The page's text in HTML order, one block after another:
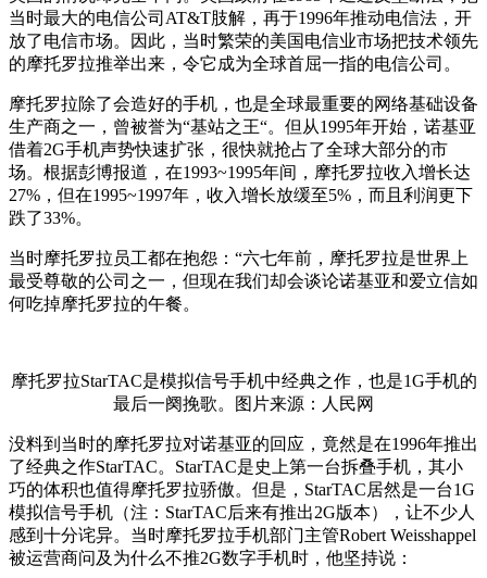
当时最大的电信公司AT&T肢解，再于1996年推动电信法，开
放了电信市场。因此，当时繁荣的美国电信业市场把技术领先
的摩托罗拉推举出来，令它成为全球首屈一指的电信公司。
摩托罗拉除了会造好的手机，也是全球最重要的网络基础设备
生产商之一，曾被誉为“基站之王“。但从1995年开始，诺基亚
借着2G手机声势快速扩张，很快就抢占了全球大部分的市
场。根据彭博报道，在1993~1995年间，摩托罗拉收入增长达
27%，但在1995~1997年，收入增长放缓至5%，而且利润更下
跌了33%。
当时摩托罗拉员工都在抱怨：“六七年前，摩托罗拉是世界上
最受尊敬的公司之一，但现在我们却会谈论诺基亚和爱立信如
何吃掉摩托罗拉的午餐。
摩托罗拉StarTAC是模拟信号手机中经典之作，也是1G手机的
最后一阕挽歌。图片来源：人民网
没料到当时的摩托罗拉对诺基亚的回应，竟然是在1996年推出
了经典之作StarTAC。StarTAC是史上第一台拆叠手机，其小
巧的体积也值得摩托罗拉骄傲。但是，StarTAC居然是一台1G
模拟信号手机（注：StarTAC后来有推出2G版本），让不少人
感到十分诧异。当时摩托罗拉手机部门主管Robert Weisshappel
被运营商问及为什么不推2G数字手机时，他坚持说：